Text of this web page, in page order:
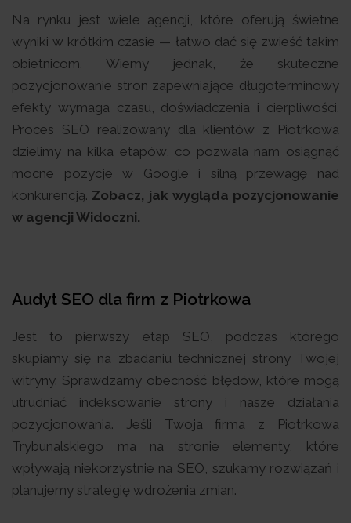
Na rynku jest wiele agencji, które oferują świetne
wyniki w krótkim czasie — łatwo dać się zwieść takim
obietnicom. Wiemy jednak, że skuteczne
pozycjonowanie stron zapewniające długoterminowy
efekty wymaga czasu, doświadczenia i cierpliwości.
Proces SEO realizowany dla klientów z Piotrkowa
dzielimy na kilka etapów, co pozwala nam osiągnąć
mocne pozycje w Google i silną przewagę nad
konkurencją. Zobacz, jak wygląda pozycjonowanie
w agencji Widoczni.
Audyt SEO dla firm z Piotrkowa
Jest to pierwszy etap SEO, podczas którego
skupiamy się na zbadaniu technicznej strony Twojej
witryny. Sprawdzamy obecność błędów, które mogą
utrudniać indeksowanie strony i nasze działania
pozycjonowania. Jeśli Twoja firma z Piotrkowa
Trybunalskiego ma na stronie elementy, które
wpływają niekorzystnie na SEO, szukamy rozwiązań i
planujemy strategię wdrożenia zmian.